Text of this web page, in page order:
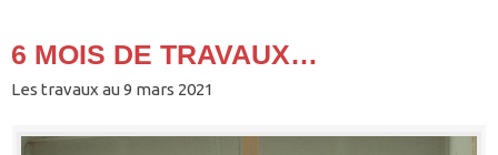
6 MOIS DE TRAVAUX…
Les travaux au 9 mars 2021